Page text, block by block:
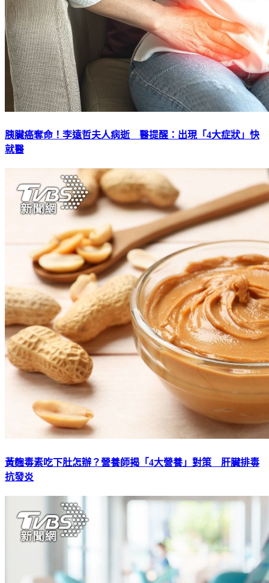
胰臟癌奪命！李遠哲夫人病逝 醫提醒：出現「4大症狀」快
就醫
黃麴毒素吃下肚怎辦？營養師揭「4大營養」對策 肝臟排毒
抗發炎